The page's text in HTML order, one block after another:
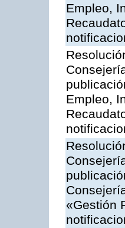
Empleo,
Empleo,
«Gestión